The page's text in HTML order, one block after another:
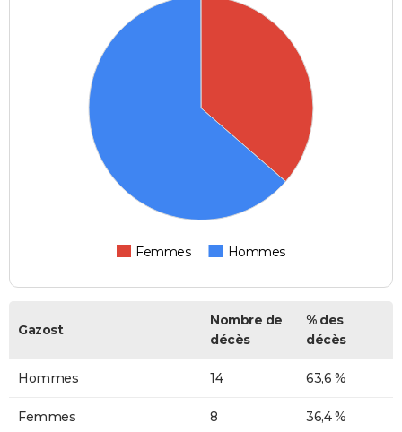
Femmes Hommes
Gazost
Nombre de
décès
% des
décès
Hommes 14 63,6 %
Femmes 8 36,4 %